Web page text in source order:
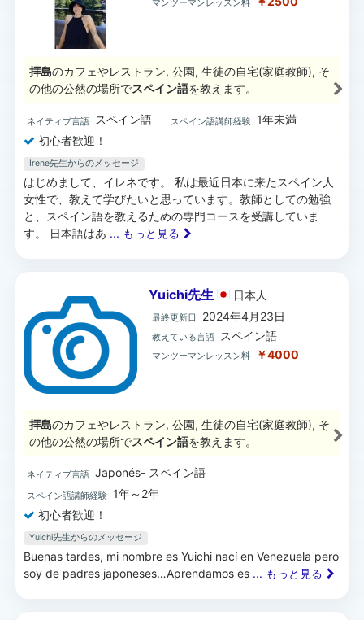
マンツーマンレッスン料
拝島のカフェやレストラン, 公園, 生徒の自宅(家庭教師), そ
の他の公然の場所でスペイン語を教えます。
ネイティブ言語 スペイン語 スペイン語講師経験 1年未満
初心者歓迎！
Irene先生からのメッセージ
はじめまして、イレネです。 私は最近日本に来たスペイン人
女性で、教えて学びたいと思っています。教師としての勉強
と、スペイン語を教えるための専門コースを受講していま
す。 日本語はあ ... もっと見る
Yuichi先生 日本 人
最終更新日 2024年4月23日
教えている言語 スペイン語
マンツーマンレッスン料 ￥4000
拝島のカフェやレストラン, 公園, 生徒の自宅(家庭教師), そ
の他の公然の場所でスペイン語を教えます。
ネイティブ言語 Japonés- スペイン語
スペイン語講師経験 1年～2年
初心者歓迎！
Yuichi先生からのメッセージ
Buenas tardes, mi nombre es Yuichi nací en Venezuela pero
soy de padres japoneses…Aprendamos es ... もっと見る